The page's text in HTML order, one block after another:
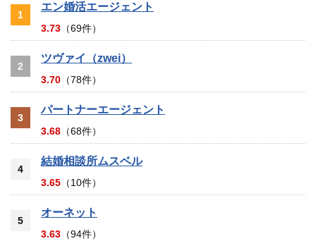
1
エン婚活エージェント
3.73 （69件）
2
ツヴァイ（zwei）
3.70 （78件）
3
パートナーエージェント
3.68 （68件）
4
結婚相談所ムスベル
3.65 （10件）
5
オーネット
3.63 （94件）